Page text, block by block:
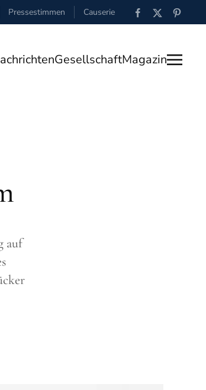
Pressestimmen Causerie
GesellschaftMagazin
auf